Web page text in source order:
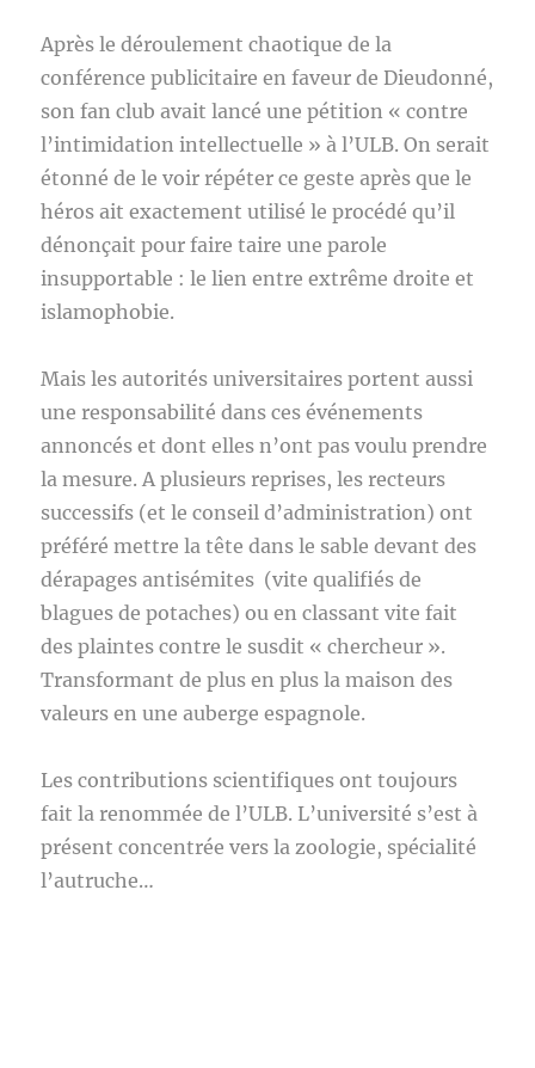
Après le déroulement chaotique de la
conférence publicitaire en faveur de Dieudonné,
son fan club avait lancé une pétition « contre
l’intimidation intellectuelle » à l’ULB. On serait
étonné de le voir répéter ce geste après que le
héros ait exactement utilisé le procédé qu’il
dénonçait pour faire taire une parole
insupportable : le lien entre extrême droite et
islamophobie.
Mais les autorités universitaires portent aussi
une responsabilité dans ces événements
annoncés et dont elles n’ont pas voulu prendre
la mesure. A plusieurs reprises, les recteurs
successifs (et le conseil d’administration) ont
préféré mettre la tête dans le sable devant des
dérapages antisémites (vite qualifiés de
blagues de potaches) ou en classant vite fait
des plaintes contre le susdit « chercheur ».
Transformant de plus en plus la maison des
valeurs en une auberge espagnole.
Les contributions scientifiques ont toujours
fait la renommée de l’ULB. L’université s’est à
présent concentrée vers la zoologie, spécialité
l’autruche…